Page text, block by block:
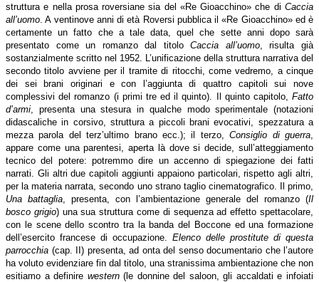
struttura e nella prosa roversiane sia del «Re Gioacchino» che di Caccia
all’uomo . A ventinove anni di età Roversi pubblica il «Re Gioacchino» ed è
certamente un fatto che a tale data, quel che sette anni dopo sarà
presentato come un romanzo dal titoloCaccia all’uomo, risulta già
sostanzialmente scritto nel 1952. L’unificazione della struttura narrativa del
secondo titolo avviene per il tramite di ritocchi, come vedremo, a cinque
dei sei brani originari e con l’aggiunta di quattro capitoli sui nove
complessivi del romanzo (i primi tre ed il quinto). Il quinto capitolo, Fatto
d’armi , presenta una stesura in qualche modo sperimentale (notazioni
didascaliche in corsivo, struttura a piccoli brani evocativi, spezzatura a
mezza parola del terz’ultimo brano ecc.); il terzo,Consiglio di guerra
appare come una parentesi, aperta là dove si decide, sull’atteggiamento
tecnico del potere: potremmo dire un accenno di spiegazione dei fatti
narrati. Gli altri due capitoli aggiunti appaiono particolari, rispetto agli altri,
per la materia narrata, secondo uno strano taglio cinematografico. Il primo,
Una battaglia , presenta, con l’ambientazione generale del romanzo (Il
bosco grigio) una sua struttura come di sequenza ad effetto spettacolare,
con le scene dello scontro tra la banda del Boccone ed una formazione
dell’esercito francese di occupazione. Elenco delle prostitute di questa
parrocchia (cap. II) presenta, ad onta del senso documentario che l’autore
ha voluto evidenziare fin dal titolo, una stranissima ambientazione che non
esitiamo a definire western(le donnine del saloon, gli accaldati e infoiati